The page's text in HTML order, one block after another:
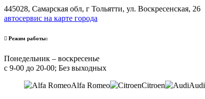
445028, Самарская обл, г Тольятти, ул. Воскресенская, 26
автосервис на карте города
Режим работы:
Понедельник – воскресенье
с 9-00 до 20-00; Без выходных
Alfa Romeo Citroen Audi